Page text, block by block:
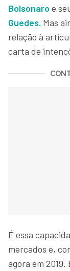
Bolsonaro e
Guedes. Mas
relação à
carta de
É essa
mercados e,
agora em